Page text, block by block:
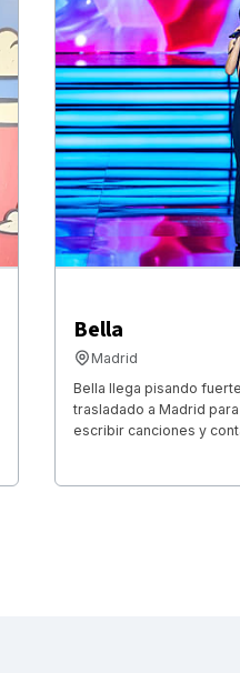
Bella
Madrid
Bella llega pisando
trasladado a Madrid
escribir canciones y